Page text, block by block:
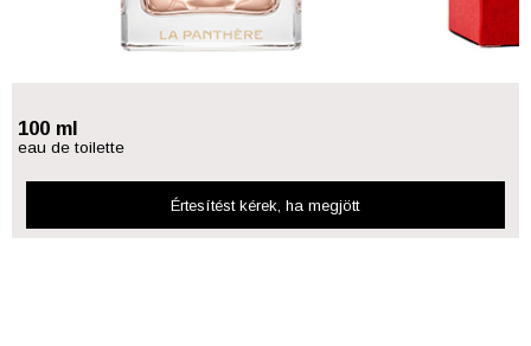
100 ml
eau de toilette
Értesítést kérek, ha megjött